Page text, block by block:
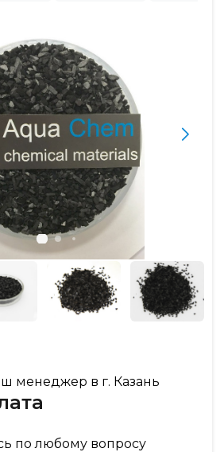
менеджер в г. Казань
по любому вопросу